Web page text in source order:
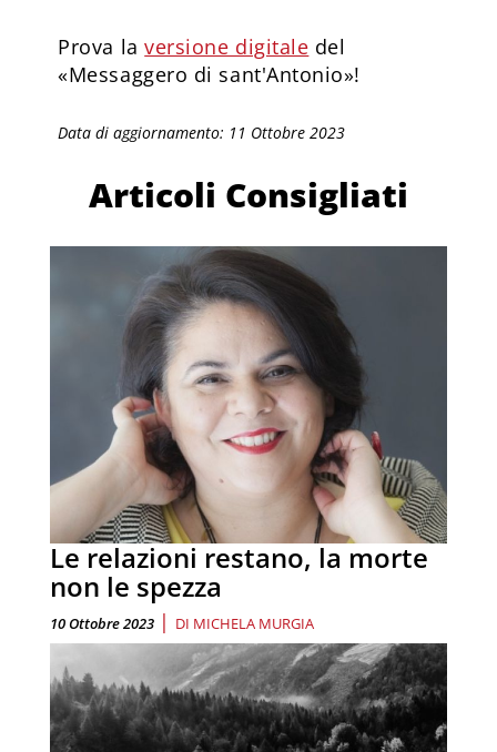
Prova laversione digitale del
«Messaggero di sant'Antonio»!
Data di aggiornamento: 11 Ottobre 2023
Articoli Consigliati
Le relazioni restano, la morte
non le spezza
10 Ottobre 2023 | DI MICHELA MURGIA